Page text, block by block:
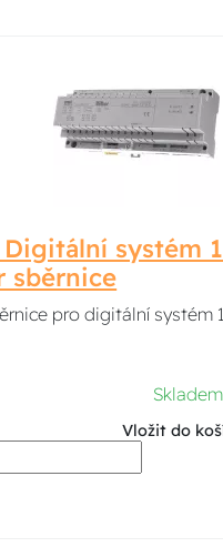
Digitální systém
sběrnice
pro digitální systém
Vložit do